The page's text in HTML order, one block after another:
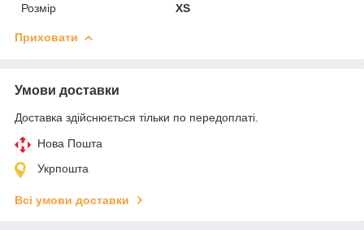
Розмір
XS
Приховати
Умови доставки
Доставка здійснюється тільки по передоплаті.
Нова Пошта
Укрпошта
Всі умови доставки